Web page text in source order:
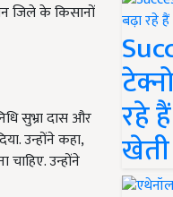
जिले के किसानों
सुभ्रा दास और
उन्होंने कहा,
उन्होंने
रहे